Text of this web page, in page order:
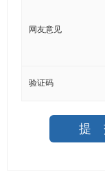
网友意见
验证码